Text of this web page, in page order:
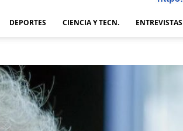
DEPORTES CIENCIA Y TECN. ENTREVISTAS